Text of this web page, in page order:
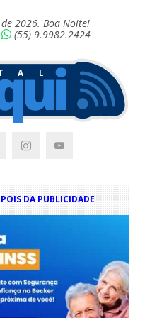
2026. Boa Noite!
(55) 9.9982.2424
DA PUBLICIDADE